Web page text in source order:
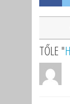
TŐLE "